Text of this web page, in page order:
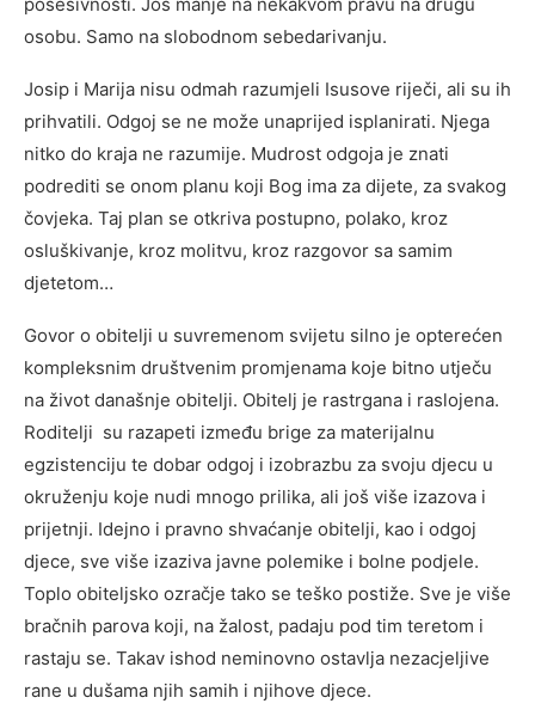
posesivnosti. Još manje na nekakvom pravu na drugu
osobu. Samo na slobodnom sebedarivanju.
Josip i Marija nisu odmah razumjeli Isusove riječi, ali su ih
prihvatili. Odgoj se ne može unaprijed isplanirati. Njega
nitko do kraja ne razumije. Mudrost odgoja je znati
podrediti se onom planu koji Bog ima za dijete, za svakog
čovjeka. Taj plan se otkriva postupno, polako, kroz
osluškivanje, kroz molitvu, kroz razgovor sa samim
djetetom…
Govor o obitelji u suvremenom svijetu silno je opterećen
kompleksnim društvenim promjenama koje bitno utječu
na život današnje obitelji. Obitelj je rastrgana i raslojena.
Roditelji su razapeti između brige za materijalnu
egzistenciju te dobar odgoj i izobrazbu za svoju djecu u
okruženju koje nudi mnogo prilika, ali još više izazova i
prijetnji. Idejno i pravno shvaćanje obitelji, kao i odgoj
djece, sve više izaziva javne polemike i bolne podjele.
Toplo obiteljsko ozračje tako se teško postiže. Sve je više
bračnih parova koji, na žalost, padaju pod tim teretom i
rastaju se. Takav ishod neminovno ostavlja nezacjeljive
rane u dušama njih samih i njihove djece.